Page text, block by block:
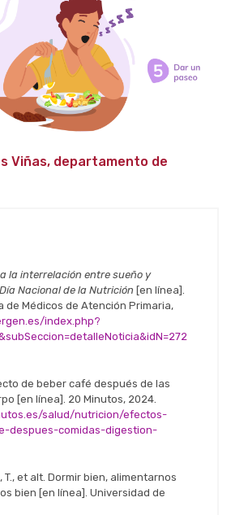
Viñas, departamento de
la interrelación entre sueño y
Nacional de la Nutrición [en línea].
de Médicos de Atención Primaria,
index.php?
de beber café después de las
[en línea]. 20 Minutos, 2024.
salud/nutricion/efectos-
despues-comidas-digestion-
T., et alt. Dormir bien, alimentarnos
bien [en línea]. Universidad de